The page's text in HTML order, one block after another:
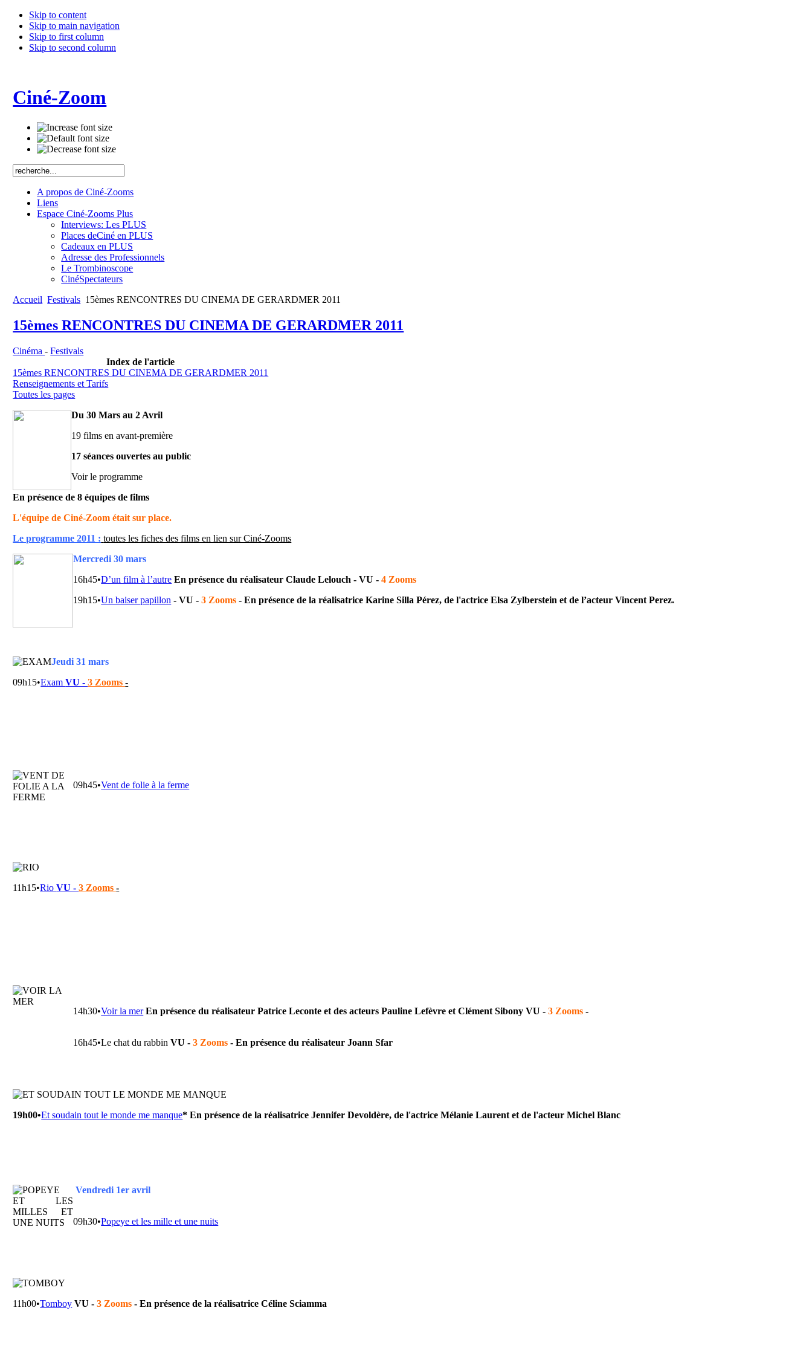
Skip to content
Skip to main navigation
Skip to first column
Skip to second column
Ciné-Zoom
A propos de Ciné-Zooms
Liens
Espace Ciné-Zooms Plus
Interviews: Les PLUS
Places deCiné en PLUS
Cadeaux en PLUS
Adresse des Professionnels
Le Trombinoscope
CinéSpectateurs
Accueil Festivals 15èmes RENCONTRES DU CINEMA DE GERARDMER 2011
15èmes RENCONTRES DU CINEMA DE GERARDMER 2011
Cinéma-Festivals
Index de l'article
15èmes RENCONTRES DU CINEMA DE GERARDMER 2011
Renseignements et Tarifs
Toutes les pages
Du 30 Mars au 2 Avril
19 films en avant-première
17 séances ouvertes au public
Voir le programme
En présence de 8 équipes de films
L'équipe de Ciné-Zoom était sur place.
Le programme 2011 : toutes les fiches des films en lien sur Ciné-Zooms
Mercredi 30 mars
16h45•D’un film à l’autre En présence du réalisateur Claude Lelouch - VU -4 Zooms
19h15•Un baiser papillon - VU -3 Zooms- En présence de la réalisatrice Karine Silla Pérez, de l'actrice Elsa Zylberstein et de l’acteur Vincent Perez.
Jeudi 31 mars
09h15•ExamVU -3 Zooms-
09h45•Vent de folie à la ferme
11h15•RioVU -3 Zooms-
14h30•Voir la mer En présence du réalisateur Patrice Leconte et des acteurs Pauline Lefèvre et Clément Sibony VU -3 Zooms-
16h45•Le chat du rabbinVU -3 Zooms-En présence du réalisateur Joann Sfar
19h00•Et soudain tout le monde me manque* En présence de la réalisatrice Jennifer Devoldère, de l'actrice Mélanie Laurent et de l'acteur Michel Blanc
Vendredi 1er avril
09h30•Popeye et les mille et une nuits
11h00•Tomboy VU -3 Zooms-En présence de la réalisatrice Céline Sciamma